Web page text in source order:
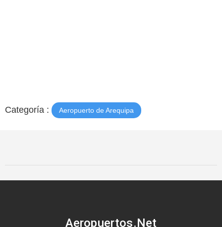
Categoría : Aeropuerto de Arequipa
Aeropuertos.Net